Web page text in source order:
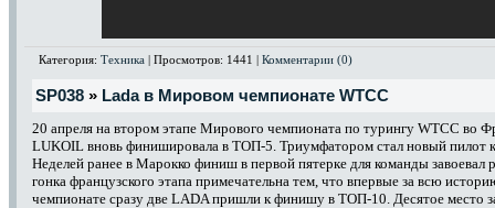
Категория: Техника | Просмотров: 1441 | Комментарии (0)
SP038 » Lada в Мировом чемпионате WTCC
20 апреля на втором этапе Мирового чемпионата по турингу WTCC во
LUKOIL вновь финишировала в ТОП-5. Триумфатором стал новый
Неделей ранее в Марокко финиш в первой пятерке для команды
гонка французского этапа примечательна тем, что впервые за всю
чемпионате сразу две LADA пришли к финишу в ТОП-10. Десятое место